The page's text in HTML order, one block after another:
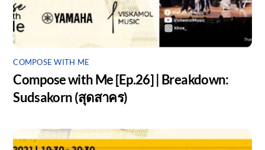
COMPOSE WITH ME
Compose with Me [Ep.26] | Breakdown:
Sudsakorn (สุดสาคร)